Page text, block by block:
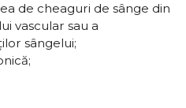
de cheaguri de sânge din
vascular sau a
sângelui;